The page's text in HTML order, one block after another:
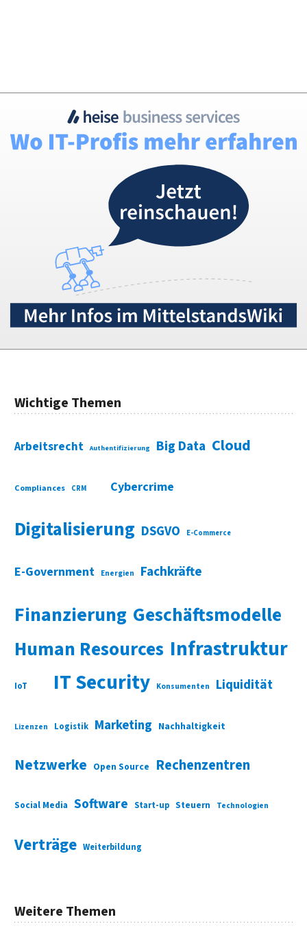
Wichtige Themen
Arbeitsrecht Authentifizierung Big Data Cloud
Compliances CRM Cybercrime
Digitalisierung DSGVO E-Commerce
E-Government Energien Fachkräfte
Finanzierung Geschäftsmodelle
Human Resources Infrastruktur
IoT IT Security Konsumenten Liquidität
Lizenzen Logistik Marketing Nachhaltigkeit
Netzwerke Open Source Rechenzentren
Social Media Software Start-up Steuern Technologien
Verträge Weiterbildung
Weitere Themen